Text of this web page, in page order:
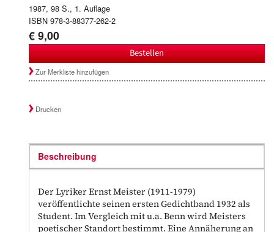
1987, 98 S., 1. Auflage
ISBN 978-3-88377-262-2
€ 9,00
Bestellen
Zur Merkliste hinzufügen
Drucken
Beschreibung
Der Lyriker Ernst Meister (1911-1979)
veröffentlichte seinen ersten Gedichtband 1932 als
Student. Im Vergleich mit u.a. Benn wird Meisters
poetischer Standort bestimmt. Eine Annäherung an